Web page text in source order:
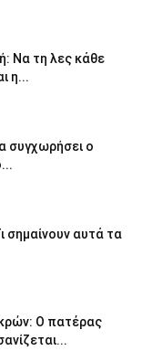
Να τη λες κάθε
η...
συγχωρήσει ο
σημαίνουν αυτά τα
Ο πατέρας